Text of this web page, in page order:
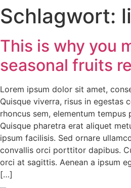
Zum
Inhalt
Schlagwort:
This is why you
seasonal fruits
Lorem ipsum dolor sit amet,
Quisque viverra, risus in egestas
rhoncus sem, elementum
Quisque pharetra erat aliquet
ipsum facilisis. Sed ornare
convallis orci porttitor dapibus.
orci at sagittis. Aenean a ipsum
[…]